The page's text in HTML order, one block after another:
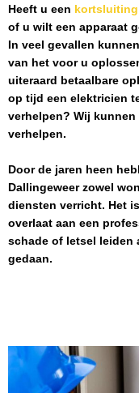
Heeft u een kortsluiting
of u wilt een apparaat
In veel gevallen
van het voor u
uiteraard betaalbare
op tijd een elektricien
verhelpen? Wij
verhelpen.
Door de jaren heen
Dallingeweerzowel
diensten verricht. Het
overlaat aan een
schade of letsel leiden
gedaan.